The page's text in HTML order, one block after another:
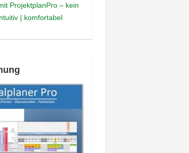
ProjektplanPro – kein
| komfortabel